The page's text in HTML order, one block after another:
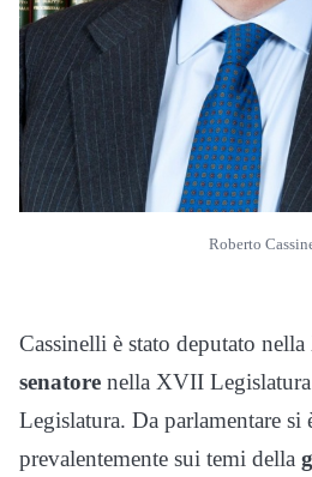
Roberto
Cassinelli è stato deputato
senatore nella XVII
Legislatura. Da parlamentare si
prevalentemente sui temi della